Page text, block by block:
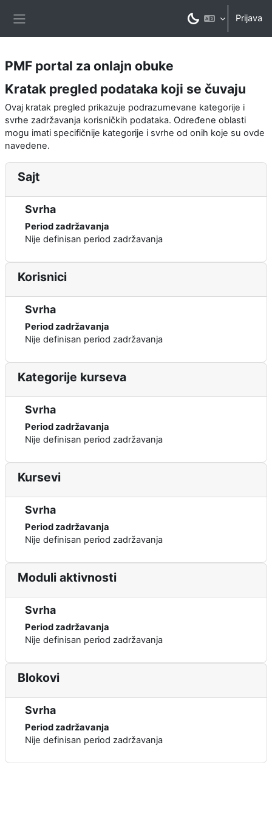
Prijava
PMF portal za onlajn obuke
Kratak pregled podataka koji se čuvaju
Ovaj kratak pregled prikazuje podrazumevane kategorije i
svrhe zadržavanja korisničkih podataka. Određene oblasti
mogu imati specifičnije kategorije i svrhe od onih koje su ovde
navedene.
Sajt
Svrha
Period zadržavanja
Nije definisan period zadržavanja
Korisnici
Svrha
Period zadržavanja
Nije definisan period zadržavanja
Kategorije kurseva
Svrha
Period zadržavanja
Nije definisan period zadržavanja
Kursevi
Svrha
Period zadržavanja
Nije definisan period zadržavanja
Moduli aktivnosti
Svrha
Period zadržavanja
Nije definisan period zadržavanja
Blokovi
Svrha
Period zadržavanja
Nije definisan period zadržavanja